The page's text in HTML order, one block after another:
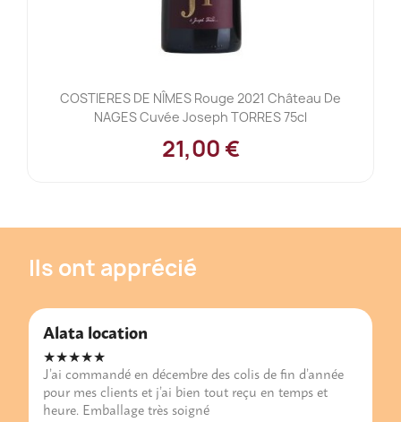
COSTIERES DE NÎMES Rouge 2021 Château De
NAGES Cuvée Joseph TORRES 75cl
21,00 €
Ils ont apprécié
Alata location
★★★★★
J’ai commandé en décembre des colis de fin d’année
pour mes clients et j’ai bien tout reçu en temps et
heure. Emballage très soigné